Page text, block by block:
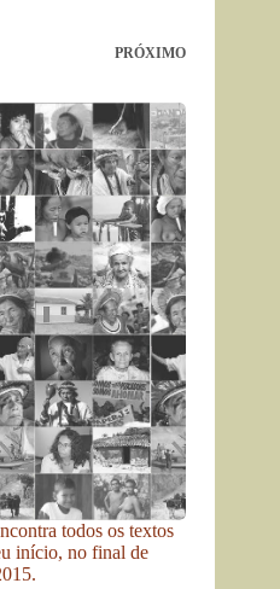
PRÓXIMO
todos os textos
início, no final de